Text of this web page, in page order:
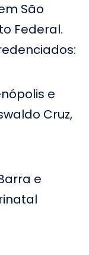
São
Federal.
e
Cruz,
e